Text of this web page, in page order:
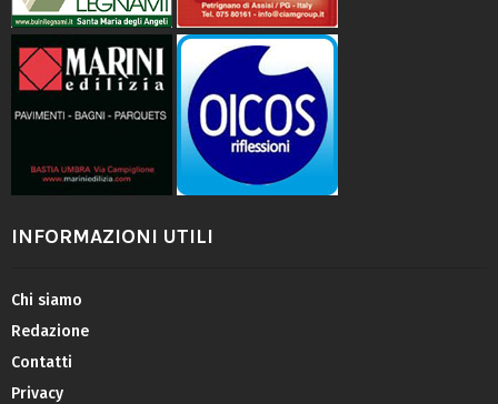
INFORMAZIONI UTILI
Chi siamo
Redazione
Contatti
Privacy